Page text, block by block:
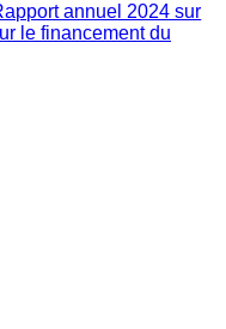
annuel 2024 sur
le financement du